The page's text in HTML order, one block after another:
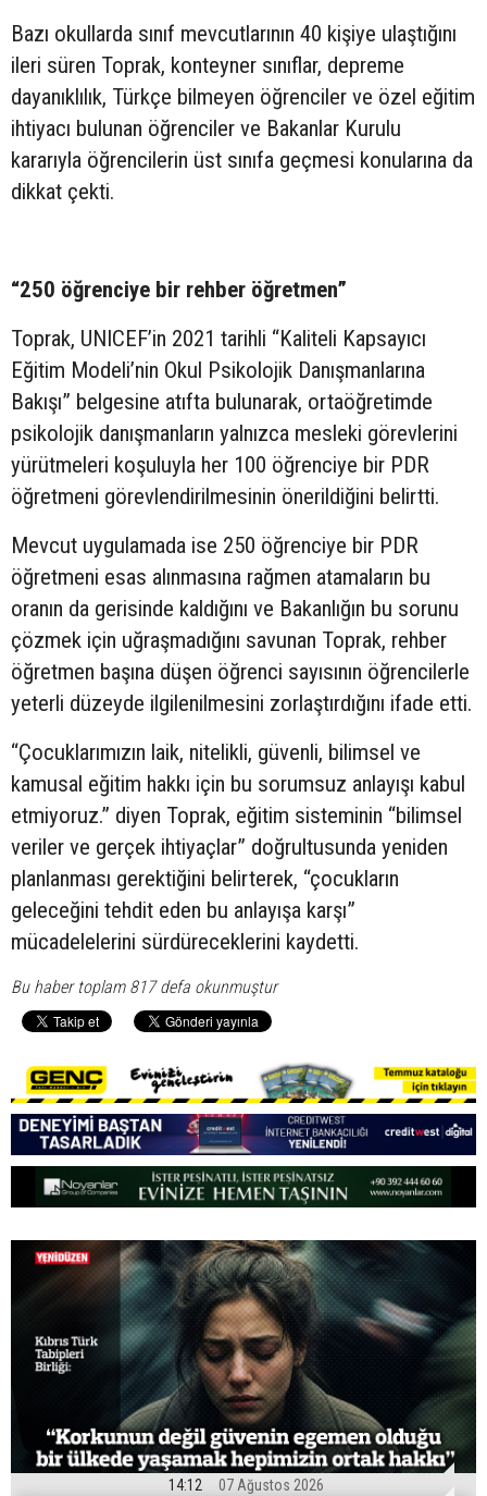
Bazı okullarda sınıf mevcutlarının 40 kişiye ulaştığını
ileri süren Toprak, konteyner sınıflar, depreme
dayanıklılık, Türkçe bilmeyen öğrenciler ve özel eğitim
ihtiyacı bulunan öğrenciler ve Bakanlar Kurulu
kararıyla öğrencilerin üst sınıfa geçmesi konularına da
dikkat çekti.
“250 öğrenciye bir rehber öğretmen”
Toprak, UNICEF’in 2021 tarihli “Kaliteli Kapsayıcı
Eğitim Modeli’nin Okul Psikolojik Danışmanlarına
Bakışı” belgesine atıfta bulunarak, ortaöğretimde
psikolojik danışmanların yalnızca mesleki görevlerini
yürütmeleri koşuluyla her 100 öğrenciye bir PDR
öğretmeni görevlendirilmesinin önerildiğini belirtti.
Mevcut uygulamada ise 250 öğrenciye bir PDR
öğretmeni esas alınmasına rağmen atamaların bu
oranın da gerisinde kaldığını ve Bakanlığın bu sorunu
çözmek için uğraşmadığını savunan Toprak, rehber
öğretmen başına düşen öğrenci sayısının öğrencilerle
yeterli düzeyde ilgilenilmesini zorlaştırdığını ifade etti.
“Çocuklarımızın laik, nitelikli, güvenli, bilimsel ve
kamusal eğitim hakkı için bu sorumsuz anlayışı kabul
etmiyoruz.” diyen Toprak, eğitim sisteminin “bilimsel
veriler ve gerçek ihtiyaçlar” doğrultusunda yeniden
planlanması gerektiğini belirterek, “çocukların
geleceğini tehdit eden bu anlayışa karşı”
mücadelelerini sürdüreceklerini kaydetti.
Bu haber toplam 817 defa okunmuştur
14:12 07 Ağustos 2026